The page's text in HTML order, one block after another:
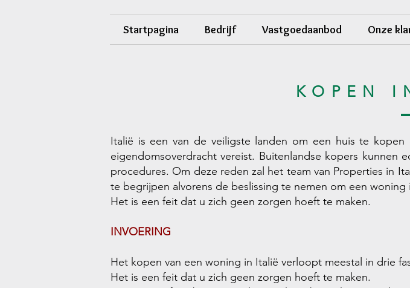
Startpagina Bedrijf Vastgoedaanbod Onze
KOPEN
Italië is een van de veiligste landen om een ​​huis te
eigendomsoverdracht vereist. Buitenlandse kopers
procedures. Om deze reden zal het team van Properties in
te begrijpen alvorens de beslissing te nemen om een ​​woning
Het is een feit dat u zich geen zorgen hoeft te maken.
INVOERING
Het kopen van een woning in Italië verloopt meestal in drie
Het is een feit dat u zich geen zorgen hoeft te maken.